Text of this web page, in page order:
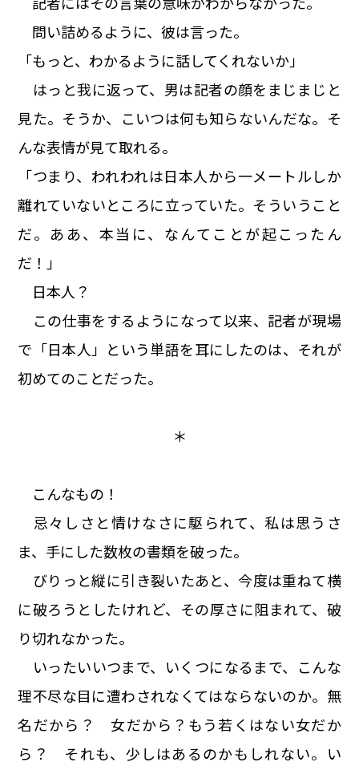
問い詰めるように、彼は言った。
「もっと、わかるように話してくれないか」
はっと我に返って、男は記者の顔をまじまじと
見た。そうか、こいつは何も知らないんだな。そ
んな表情が見て取れる。
「つまり、われわれは日本人から一メートルしか
離れていないところに立っていた。そういうこと
だ。ああ、本当に、なんてことが起こったん
だ！」
日本人？
この仕事をするようになって以来、記者が現場
で「日本人」という単語を耳にしたのは、それが
初めてのことだった。
＊
こんなもの！
忌々しさと情けなさに駆られて、私は思うさ
ま、手にした数枚の書類を破った。
びりっと縦に引き裂いたあと、今度は重ねて横
に破ろうとしたけれど、その厚さに阻まれて、破
り切れなかった。
いったいいつまで、いくつになるまで、こんな
理不尽な目に遭わされなくてはならないのか。無
名だから？ 女だから？もう若くはない女だか
ら？ それも、少しはあるのかもしれない。い